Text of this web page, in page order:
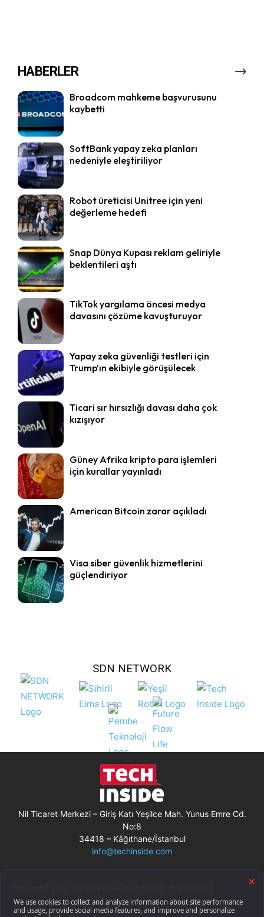
HABERLER
Broadcom mahkeme başvurusunu
kaybetti
SoftBank yapay zeka planları
nedeniyle eleştiriliyor
Robot üreticisi Unitree için yeni
değerleme hedefi
Snap Dünya Kupası reklam geliriyle
beklentileri aştı
TikTok yargılama öncesi medya
davasını çözüme kavuşturuyor
Yapay zeka güvenliği testleri için
Trump’ın ekibiyle görüşülecek
Ticari sır hırsızlığı davası daha çok
kızışıyor
Güney Afrika kripto para işlemleri
için kurallar yayınladı
American Bitcoin zarar açıkladı
Visa siber güvenlik hizmetlerini
güçlendiriyor
SDN NETWORK
Nil Ticaret Merkezi – Giriş Katı Yeşilce Mah. Yunus Emre Cd.
No:8
34418 – Kâğıthane/İstanbul
info@techinside.com
Gizlilik Bildirimi
RSS